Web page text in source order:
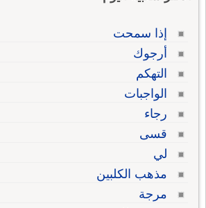
إذا سمحت
أرجوك
التهكم
الواجبات
رجاء
قسى
لي
مذهب الكلبين
مرجة